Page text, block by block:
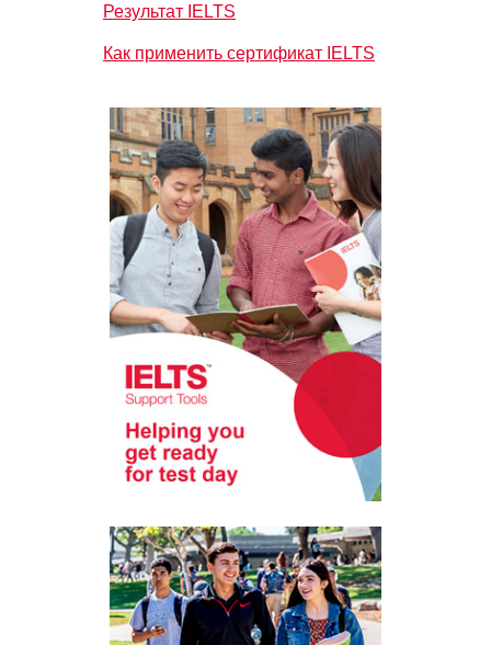
Результат IELTS
Как применить сертификат IELTS